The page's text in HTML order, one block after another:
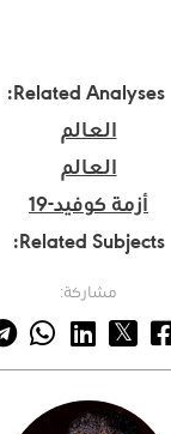
Related Analyses:
العالم
العالم
أزمة كوفيد-19
Related Subjects:
مشاركة: